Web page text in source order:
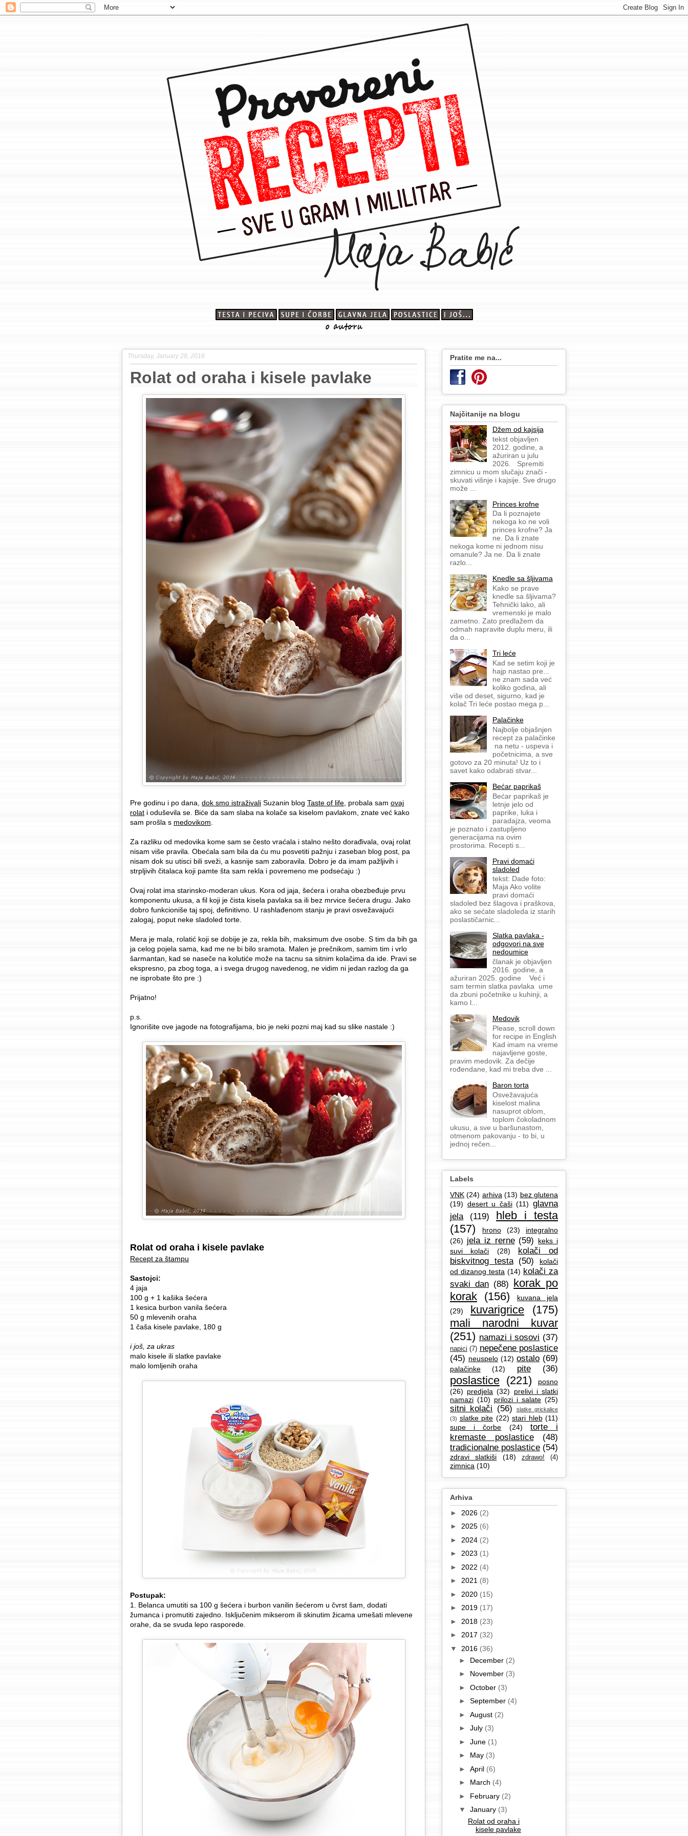
Thursday, January 28, 2016
Rolat od oraha i kisele pavlake
Pre godinu i po dana, dok smo istraživali Suzanin blog Taste of life , probala sam ovaj
rolat i oduševila se. Biće da sam slaba na kolače sa kiselom pavlakom, znate već kako
sam prošla s medovikom
Za razliku od medovika kome sam se često vraćala i stalno nešto dorađivala, ovaj rolat
nisam više pravila. Obećala sam bila da ću mu posvetiti pažnju i zaseban blog post, pa
nisam dok su utisci bili sveži, a kasnije sam zaboravila. Dobro je da imam pažljivih i
strpljivih čitalaca koji pamte šta sam rekla i povremeno me podsećaju :)
Ovaj rolat ima starinsko-moderan ukus. Kora od jaja, šećera i oraha obezbeđuje prvu
komponentu ukusa, a fil koji je čista kisela pavlaka sa ili bez mrvice šećera drugu. Jako
dobro funkcioniše taj spoj, definitivno. U rashlađenom stanju je pravi osvežavajući
zalogaj, poput neke sladoled torte.
Mera je mala, rolatić koji se dobije je za, rekla bih, maksimum dve osobe. S tim da bih ga
ja celog pojela sama, kad me ne bi bilo sramota. Malen je prečnikom, samim tim i vrlo
šarmantan, kad se naseče na kolutiće može na tacnu sa sitnim kolačima da ide. Pravi se
ekspresno, pa zbog toga, a i svega drugog navedenog, ne vidim ni jedan razlog da ga
ne isprobate što pre :)
Prijatno!
p.s.
Ignorišite ove jagode na fotografijama, bio je neki pozni maj kad su slike nastale :)
Rolat od oraha i kisele pavlake
Recept za štampu
Sastojci:
4 jaja
100 g + 1 kašika šećera
1 kesica burbon vanila šećera
50 g mlevenih oraha
1 čaša kisele pavlake, 180 g
i još, za ukras
malo kisele ili slatke pavlake
malo lomljenih oraha
Postupak:
1. Belanca umutiti sa 100 g šećera i burbon vanilin šećerom u čvrst šam, dodati
žumanca i promutiti zajedno. Isključenim mikserom ili skinutim žicama umešati mlevene
orahe, da se svuda lepo rasporede.
Pratite me na...
Najčitanije na blogu
Džem od kajsija
tekst objavljen
2012. godine, a
ažuriran u julu
2026. Spremiti
zimnicu u mom slučaju znači -
skuvati višnje i kajsije. Sve drugo
može ...
Princes krofne
Da li poznajete
nekoga ko ne voli
princes krofne? Ja
ne. Da li znate
nekoga kome ni jednom nisu
omanule? Ja ne. Da li znate
razlo...
Knedle sa šljivama
Kako se prave
knedle sa šljivama?
Tehnički lako, ali
vremenski je malo
zametno. Zato predlažem da
odmah napravite duplu meru, ili
da o...
Tri leće
Kad se setim koji je
hajp nastao pre...
ne znam sada već
koliko godina, ali
više od deset, sigurno, kad je
kolač Tri leće postao mega p...
Palačinke
Najbolje objašnjen
recept za palačinke
na netu - uspeva i
početnicima, a sve
gotovo za 20 minuta! Uz to i
savet kako odabrati stvar...
Bećar paprikaš
Bećar paprikaš je
letnje jelo od
paprike, luka i
paradajza, veoma
je poznato i zastupljeno
generacijama na ovim
prostorima. Recepti s...
Pravi domaći
sladoled
tekst: Dade foto:
Maja Ako volite
pravi domaći
sladoled bez šlagova i praškova,
ako se sećate sladoleda iz starih
poslastičarnic...
Slatka pavlaka -
odgovori na sve
nedoumice
članak je objavljen
2016. godine, a
ažuriran 2025. godine Već i
sam termin slatka pavlaka ume
da zbuni početnike u kuhinji, a
kamo l...
Medovik
Please, scroll down
for recipe in English
Kad imam na vreme
najavljene goste,
pravim medovik. Za dečije
rođendane, kad mi treba dve ...
Baron torta
Osvežavajuća
kiselost malina
nasuprot oblom,
toplom čokoladnom
ukusu, a sve u baršunastom,
otmenom pakovanju - to bi, u
jednoj rečen...
Labels
VNK (24) arhiva (13) bez glutena
(19) desert u čaši (11) glavna
jela
(119)
hleb i testa
(157)
hrono (23)
integralno
(26) jela iz rerne (59)
keks i
suvi kolači
(28)
kolači od
biskvitnog testa (50)
kolači
od dizanog testa (14) kolači za
svaki dan (88) korak po
korak (156)
kuvana jela
(29)
kuvarigrice
(175)
mali narodni kuvar
(251) namazi i sosovi (37)
napici (7) nepečene poslastice
(45) neuspelo (12) ostalo (69)
palačinke (12) pite (36)
poslastice (221)
posno
(26) predjela (32)
prelivi i slatki
namazi (10) prilozi i salate (25)
sitni kolači (56)
slatke grickalice
(3) slatke pite (22) stari hleb (11)
supe i čorbe
(24)
torte i
kremaste poslastice
(48)
tradicionalne poslastice (54)
zdravi slatkiši (18) zdrawo! (4)
zimnica (10)
Arhiva
► 2026 (2)
► 2025 (6)
► 2024 (2)
► 2023 (1)
► 2022 (4)
► 2021 (8)
► 2020 (15)
► 2019 (17)
► 2018 (23)
► 2017 (32)
▼ 2016 (36)
► December (2)
► November (3)
► October (3)
► September (4)
► August (2)
► July (3)
► June (1)
► May (3)
► April (6)
► March (4)
► February (2)
▼ January (3)
Rolat od oraha i
kisele pavlake